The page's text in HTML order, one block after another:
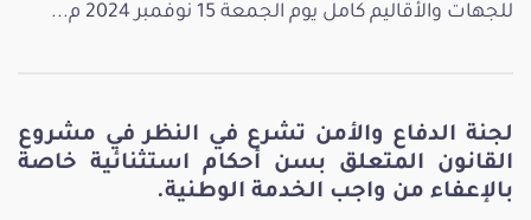
للجهات والأقاليم كامل يوم الجمعة 15 نوفمبر 2024 م...
لجنة الدفاع والأمن تشرع في النظر في مشروع
القانون المتعلق بسن أحكام استثنائية خاصة
بالإعفاء من واجب الخدمة الوطنية.